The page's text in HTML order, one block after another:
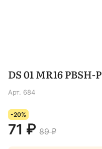
DS 01 MR16 PBSH-
Арт. 684
-20%
71 ₽ 89 ₽